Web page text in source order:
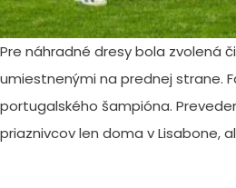
Pre náhradné dresy bola zvolená
umiestnenými na prednej strane.
portugalského šampióna.
priaznivcov len doma v Lisabone,